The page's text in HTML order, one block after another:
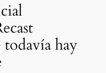
todavía hay